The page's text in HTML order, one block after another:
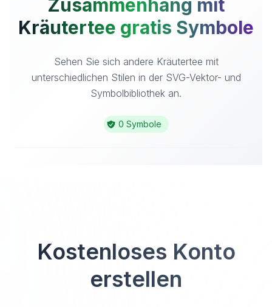
Zusammenhang mit
Kräutertee gratis Symbole
Sehen Sie sich andere Kräutertee mit
unterschiedlichen Stilen in der SVG-Vektor- und
Symbolbibliothek an.
0 Symbole
Kostenloses Konto
erstellen